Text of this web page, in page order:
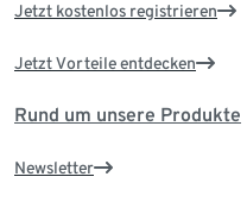
Jetzt kostenlos registrieren
Jetzt Vorteile entdecken
Rund um unsere Produkte
Newsletter